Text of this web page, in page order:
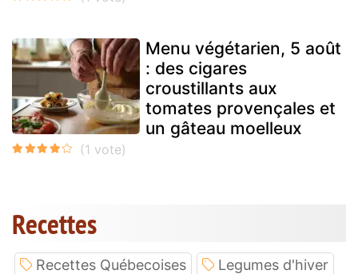
Menu végétarien, 5 août
: des cigares
croustillants aux
tomates provençales et
un gâteau moelleux
Recettes
Recettes Québecoises
Legumes d'hiver